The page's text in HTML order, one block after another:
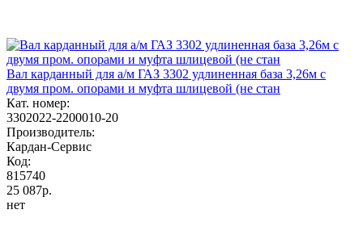
Вал карданный для а/м ГАЗ 3302 удлиненная база 3,26м с
двумя пром. опорами и муфта шлицевой (не стан
Кат. номер:
3302022-2200010-20
Производитель:
Кардан-Сервис
Код:
815740
25 087р.
нет